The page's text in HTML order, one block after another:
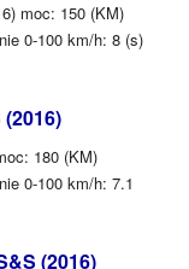
moc: 150 (KM)
0-100 km/h: 8 (s)
180 (KM)
0-100 km/h: 7.1
(2016)